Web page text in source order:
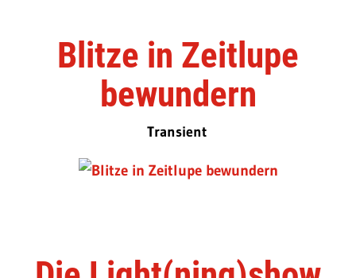
Blitze in Zeitlupe
bewundern
Transient